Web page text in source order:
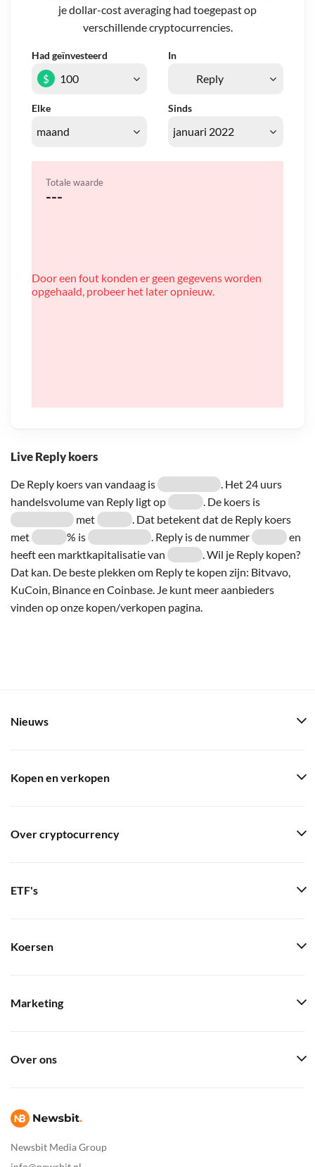
Live Reply koers
De Reply koers van vandaag is
. Het 24 uurs
handelsvolume van Reply ligt op
. De koers is
met
. Dat betekent dat de Reply koers
met
% is . Reply is de nummer
en
heeft een marktkapitalisatie van
. Wil je Reply kopen?
Dat kan. De beste plekken om Reply te kopen zijn: Bitvavo,
KuCoin, Binance en Coinbase. Je kunt meer aanbieders
vinden op onze kopen/verkopen pagina.
je dollar-cost averaging had toegepast op
verschillende cryptocurrencies.
Had geïnvesteerd In
Elke Sinds
$
Totale waarde
---
Door een fout konden er geen gegevens worden
opgehaald, probeer het later opnieuw.
Newsbit Media Group
Nieuws
Kopen en verkopen
Over cryptocurrency
ETF's
Koersen
Marketing
Over ons